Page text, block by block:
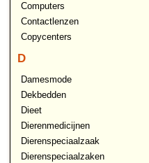
Computers
Contactlenzen
Copycenters
D
Damesmode
Dekbedden
Dieet
Dierenmedicijnen
Dierenspeciaalzaak
Dierenspeciaalzaken